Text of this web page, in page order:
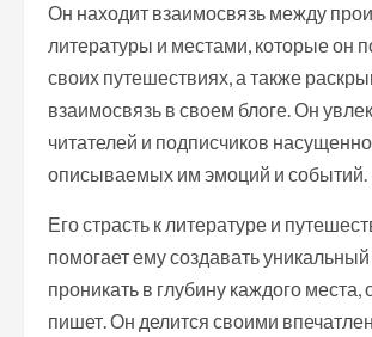
Он находит взаимосвязь между
литературы и местами, которые он
своих путешествиях, а также
взаимосвязь в своем блоге. Он
читателей и подписчиков
описываемых им эмоций и событий.
Его страсть к литературе и
помогает ему создавать уникальный
проникать в глубину каждого места,
пишет. Он делится своими